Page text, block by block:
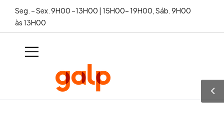
Seg. – Sex. 9H00 –13H00 | 15H00- 19H00, Sáb. 9H00
às 13H00